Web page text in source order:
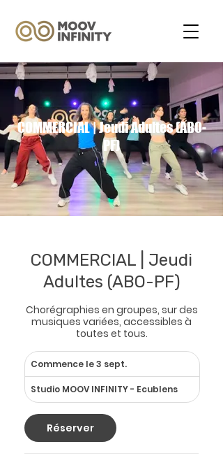
COMMERCIAL | Jeudi Adultes (ABO-
PF)
COMMERCIAL | Jeudi
Adultes (ABO-PF)
Chorégraphies en groupes, sur des
musiques variées, accessibles à
toutes et tous.
Commence le 3 sept.
o
m
m
Studio MOOV INFINITY - Ecublens
Réserver